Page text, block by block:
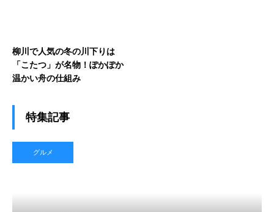
柳川で人気の冬の川下りは
「こたつ」が名物！ぽかぽか
温かい舟の仕組み
特集記事
グルメ